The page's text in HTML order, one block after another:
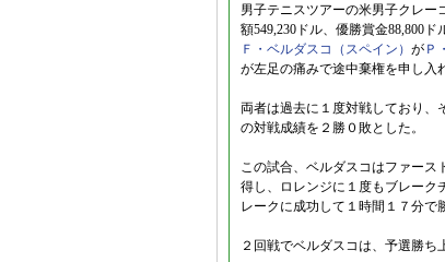
男子テニスツアーの米男子クレー
額549,230ドル、優勝賞金88,800
Ｆ・ベルダスコ（スペイン） が Ｐ
が左足の痛みで途中棄権を申し入
両者は過去に１度対戦しており、
の対戦成績を２勝０敗とした。
この試合、ベルダスコはファース
得し、ロレンジに１度もブレーク
レークに成功して１時間１７分で
２回戦でベルダスコは、予選勝ち